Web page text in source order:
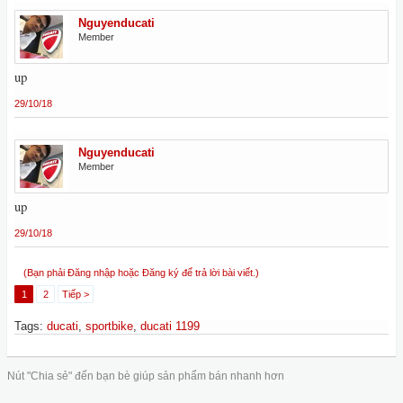
Nguyenducati
Member
up
29/10/18
Nguyenducati
Member
up
29/10/18
(Bạn phải Đăng nhập hoặc Đăng ký để trả lời bài viết.)
1
2 Tiếp >
Tags: ducati, sportbike, ducati 1199
Nút "Chia sẻ" đến bạn bè giúp sản phẩm bán nhanh hơn